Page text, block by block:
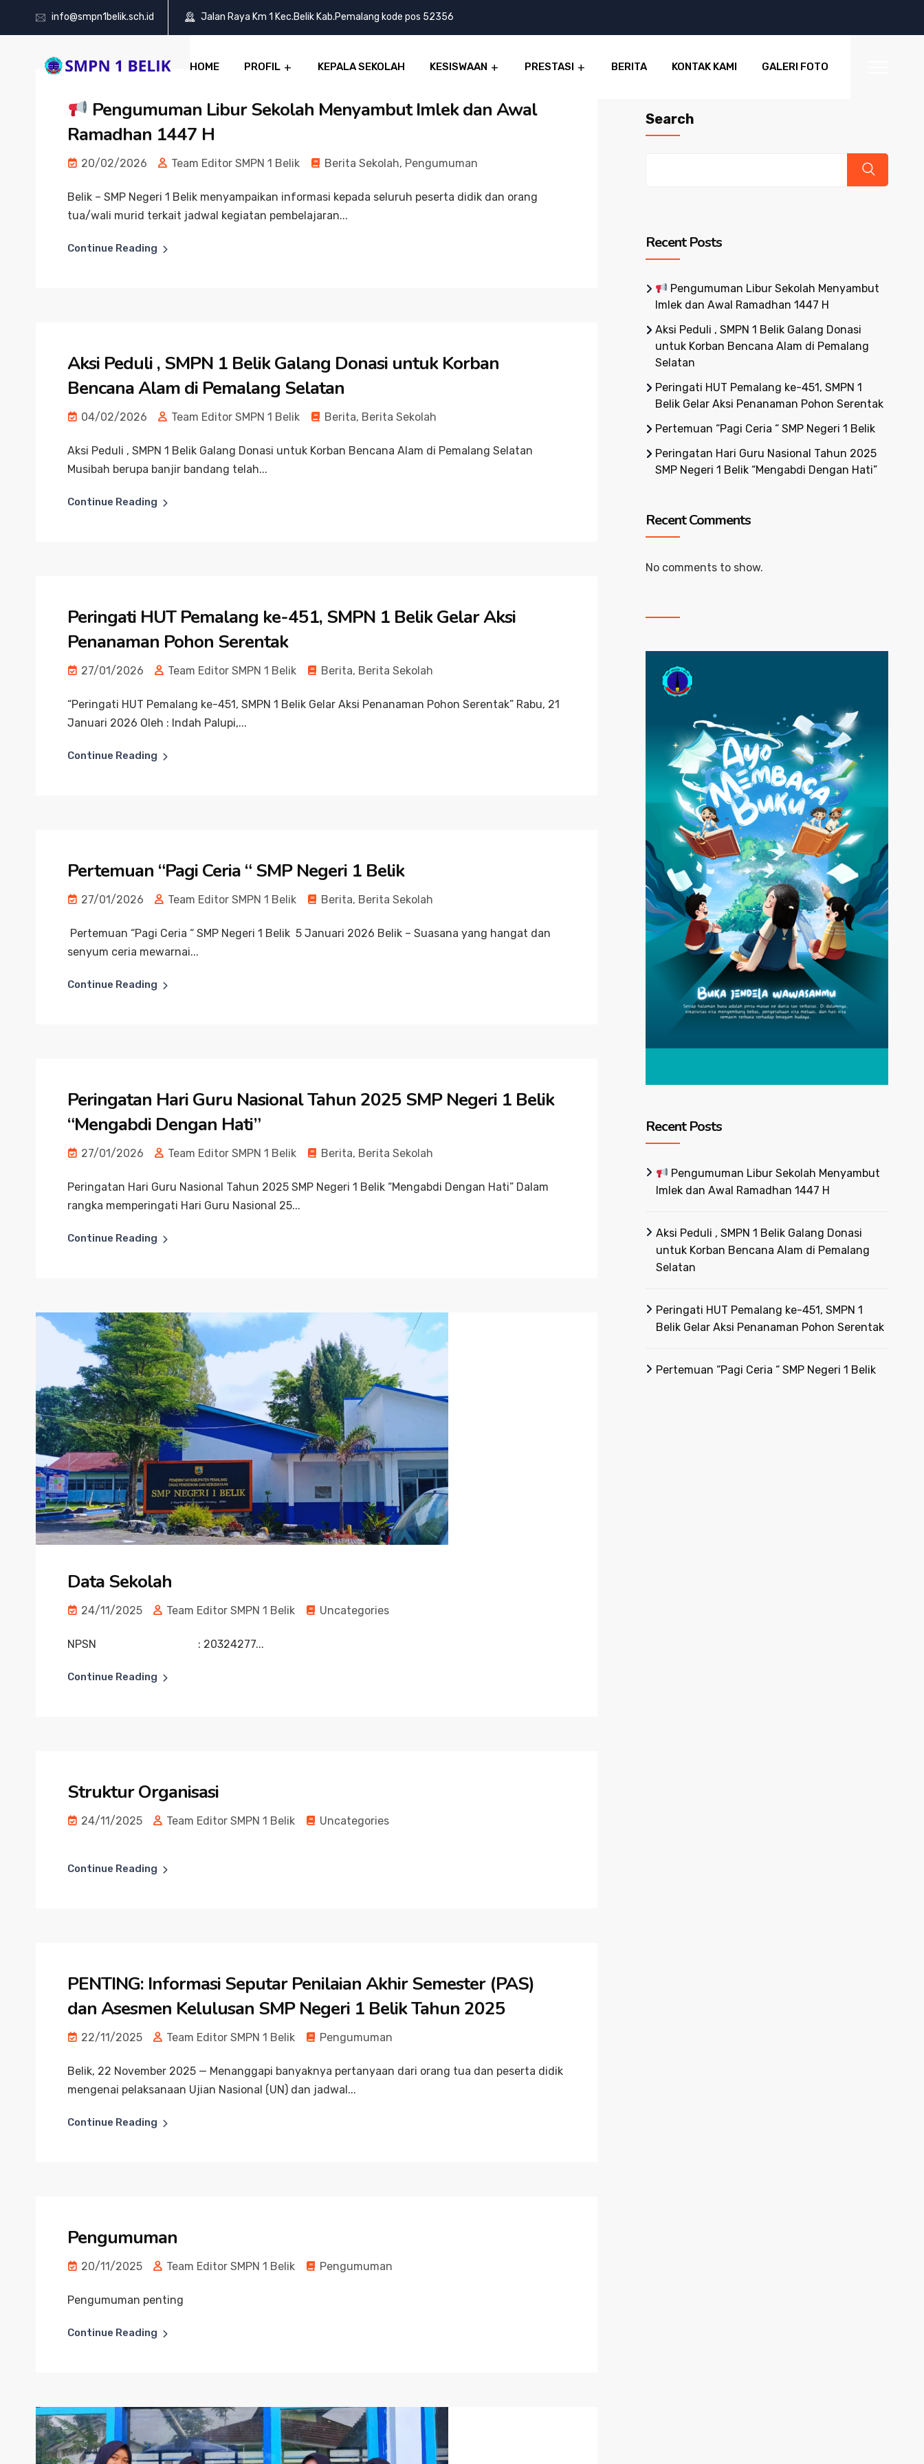
info@smpn1belik.sch.id Jalan Raya Km 1 Kec.Belik Kab.Pemalang kode pos 52356
HOME PROFIL KEPALA SEKOLAH KESISWAAN PRESTASI BERITA KONTAK KAMI GALERI FOTO
Pengumuman Libur Sekolah Menyambut Imlek dan Awal
Ramadhan 1447 H
20/02/2026 Team Editor SMPN 1 Belik Berita Sekolah, Pengumuman
Belik – SMP Negeri 1 Belik menyampaikan informasi kepada seluruh peserta didik dan orang
tua/wali murid terkait jadwal kegiatan pembelajaran...
Continue Reading
Aksi Peduli , SMPN 1 Belik Galang Donasi untuk Korban
Bencana Alam di Pemalang Selatan
04/02/2026 Team Editor SMPN 1 Belik Berita, Berita Sekolah
Aksi Peduli , SMPN 1 Belik Galang Donasi untuk Korban Bencana Alam di Pemalang Selatan
Musibah berupa banjir bandang telah...
Continue Reading
Peringati HUT Pemalang ke-451, SMPN 1 Belik Gelar Aksi
Penanaman Pohon Serentak
27/01/2026 Team Editor SMPN 1 Belik Berita, Berita Sekolah
“Peringati HUT Pemalang ke-451, SMPN 1 Belik Gelar Aksi Penanaman Pohon Serentak” Rabu, 21
Januari 2026 Oleh : Indah Palupi,...
Continue Reading
Pertemuan “Pagi Ceria “ SMP Negeri 1 Belik
27/01/2026 Team Editor SMPN 1 Belik Berita, Berita Sekolah
Pertemuan “Pagi Ceria “ SMP Negeri 1 Belik 5 Januari 2026 Belik – Suasana yang hangat dan
senyum ceria mewarnai...
Continue Reading
Peringatan Hari Guru Nasional Tahun 2025 SMP Negeri 1 Belik
“Mengabdi Dengan Hati”
27/01/2026 Team Editor SMPN 1 Belik Berita, Berita Sekolah
Peringatan Hari Guru Nasional Tahun 2025 SMP Negeri 1 Belik “Mengabdi Dengan Hati” Dalam
rangka memperingati Hari Guru Nasional 25...
Continue Reading
Data Sekolah
24/11/2025 Team Editor SMPN 1 Belik Uncategories
NPSN : 20324277...
Continue Reading
Struktur Organisasi
24/11/2025 Team Editor SMPN 1 Belik Uncategories
Continue Reading
PENTING: Informasi Seputar Penilaian Akhir Semester (PAS)
dan Asesmen Kelulusan SMP Negeri 1 Belik Tahun 2025
22/11/2025 Team Editor SMPN 1 Belik Pengumuman
Belik, 22 November 2025 — Menanggapi banyaknya pertanyaan dari orang tua dan peserta didik
mengenai pelaksanaan Ujian Nasional (UN) dan jadwal...
Continue Reading
Pengumuman
20/11/2025 Team Editor SMPN 1 Belik Pengumuman
Pengumuman penting
Continue Reading
Search
Recent Posts
Pengumuman Libur Sekolah Menyambut
Imlek dan Awal Ramadhan 1447 H
Aksi Peduli , SMPN 1 Belik Galang Donasi
untuk Korban Bencana Alam di Pemalang
Selatan
Peringati HUT Pemalang ke-451, SMPN 1
Belik Gelar Aksi Penanaman Pohon Serentak
Pertemuan “Pagi Ceria “ SMP Negeri 1 Belik
Peringatan Hari Guru Nasional Tahun 2025
SMP Negeri 1 Belik “Mengabdi Dengan Hati”
Recent Comments
No comments to show.
Recent Posts
Pengumuman Libur Sekolah Menyambut
Imlek dan Awal Ramadhan 1447 H
Aksi Peduli , SMPN 1 Belik Galang Donasi
untuk Korban Bencana Alam di Pemalang
Selatan
Peringati HUT Pemalang ke-451, SMPN 1
Belik Gelar Aksi Penanaman Pohon Serentak
Pertemuan “Pagi Ceria “ SMP Negeri 1 Belik